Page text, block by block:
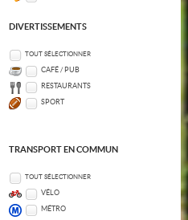
DIVERTISSEMENTS
TOUT SÉLECTIONNER
CAFÉ / PUB
RESTAURANTS
SPORT
TRANSPORT EN COMMUN
TOUT SÉLECTIONNER
VÉLO
MÉTRO